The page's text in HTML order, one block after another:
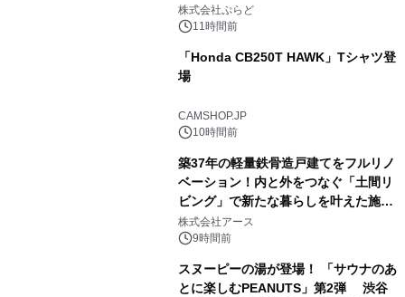
プール グランピングとトレーラーハウ
スの2施設で
株式会社ぷらど
11時間前
「Honda CB250T HAWK」Tシャツ登
場
CAMSHOP.JP
10時間前
築37年の軽量鉄骨造戸建てをフルリノ
ベーション！内と外をつなぐ「土間リ
ビング」で新たな暮らしを叶えた施工
事例を株式会社アースが公開
株式会社アース
9時間前
スヌーピーの湯が登場！ 「サウナのあ
とに楽しむPEANUTS」第2弾 渋谷